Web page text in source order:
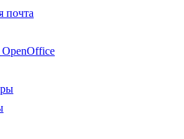
почта
OpenOffice